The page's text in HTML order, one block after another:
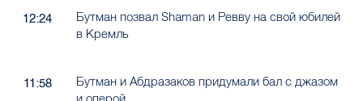
12:24
Бутман позвал Shaman и Ревву на свой юбилей
в Кремль
11:58
Бутман и Абдразаков придумали бал с джазом